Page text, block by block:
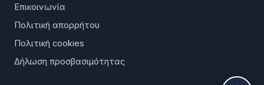
Επικοινωνία
Πολιτική απορρήτου
Πολιτική cookies
Δήλωση προσβασιμότητας